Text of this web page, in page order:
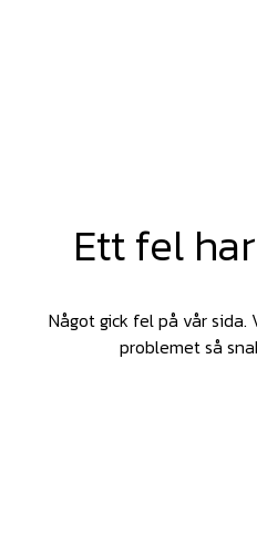
Ett fel
Något gick fel på vår
problemet så